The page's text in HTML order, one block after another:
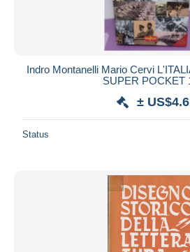
Indro Montanelli Mario Cervi
SUPER POCKET
±
Status